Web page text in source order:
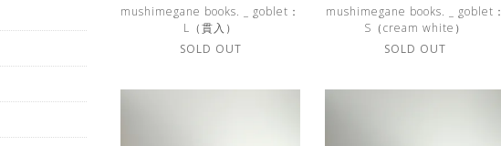
mushimegane books. _ goblet：
L（貫入）
SOLD OUT
mushimegane books. _ goblet：
S（cream white）
SOLD OUT